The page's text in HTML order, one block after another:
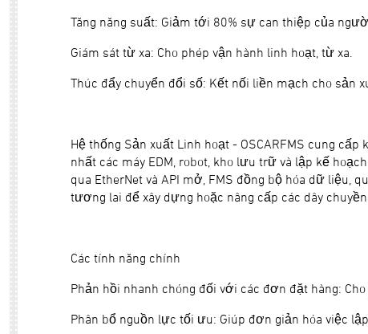
Tăng năng suất: Giảm tới 80% sự can thiệp của
Giám sát từ xa: Cho phép vận hành linh hoạt, từ xa.
Thúc đẩy chuyển đổi số: Kết nối liền mạch cho sản
Hệ thống Sản xuất Linh hoạt - OSCARFMS cung
nhất các máy EDM, robot, kho lưu trữ và lập kế
qua EtherNet và API mở, FMS đồng bộ hóa dữ liệu,
tương lai để xây dựng hoặc nâng cấp các dây
Các tính năng chính
Phản hồi nhanh chóng đối với các đơn đặt hàng:
Phân bổ nguồn lực tối ưu: Giúp đơn giản hóa việc